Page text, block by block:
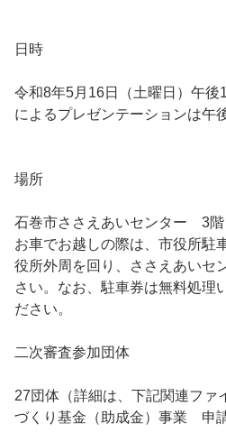
日時
令和8年5月16日（土曜日）午
によるプレゼンテーションは午
場所
石巻市ささえあいセンター 3
お車でお越しの際は、市役所駐
役所外周を回り、ささえあいセ
さい。なお、駐車券は無料処理
ださい。
二次審査参加団体
27団体（詳細は、下記関連フ
づくり基金（助成金）事業 申